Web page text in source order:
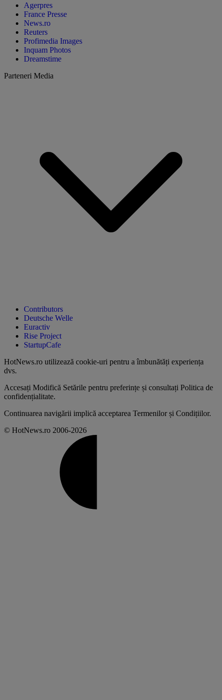
Agerpres
France Presse
News.ro
Reuters
Profimedia Images
Inquam Photos
Dreamstime
Parteneri Media
Contributors
Deutsche Welle
Euractiv
Rise Project
StartupCafe
HotNews.ro utilizează cookie-uri pentru a îmbunătăți experiența
dvs.
Accesați Modifică Setările pentru preferințe și consultați Politica de
confidențialitate.
Continuarea navigării implică acceptarea Termenilor și Condițiilor.
© HotNews.ro 2006-2026